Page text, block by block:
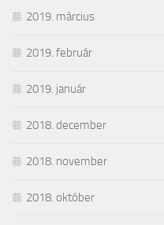
2019. március
2019. február
2019. január
2018. december
2018. november
2018. október